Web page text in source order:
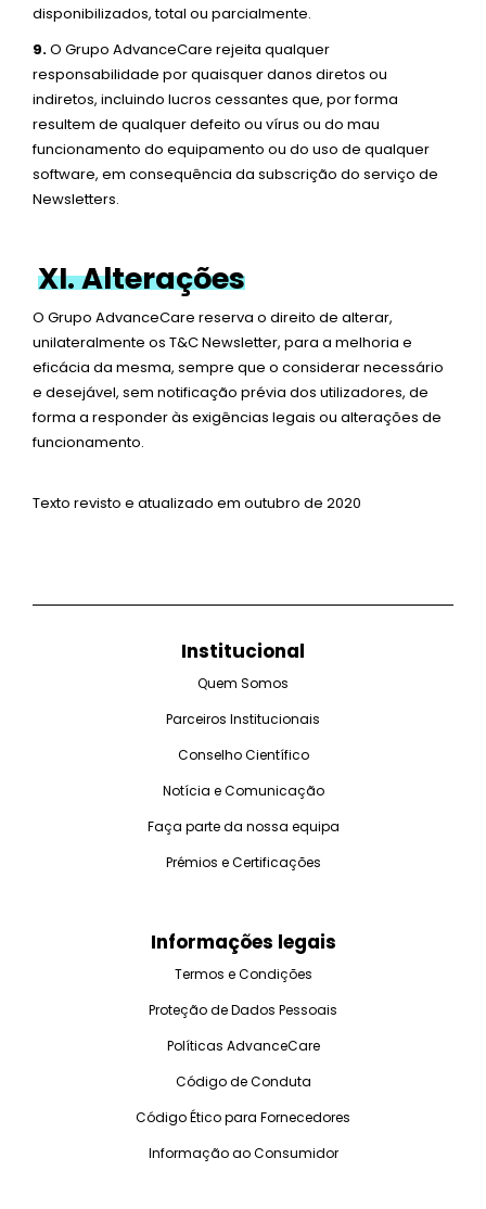
disponibilizados, total ou parcialmente.
9.O Grupo AdvanceCare rejeita qualquer
responsabilidade por quaisquer danos diretos ou
indiretos, incluindo lucros cessantes que, por forma
resultem de qualquer defeito ou vírus ou do mau
funcionamento do equipamento ou do uso de qualquer
software, em consequência da subscrição do serviço de
Newsletters.
XI. Alterações
O Grupo AdvanceCare reserva o direito de alterar,
unilateralmente os T&C Newsletter, para a melhoria e
eficácia da mesma, sempre que o considerar necessário
e desejável, sem notificação prévia dos utilizadores, de
forma a responder às exigências legais ou alterações de
funcionamento.
Texto revisto e atualizado em outubro de 2020
Institucional
Quem Somos
Parceiros Institucionais
Conselho Científico
Notícia e Comunicação
Faça parte da nossa equipa
Prémios e Certificações
Informações legais
Termos e Condições
Proteção de Dados Pessoais
Políticas AdvanceCare
Código de Conduta
Código Ético para Fornecedores
Informação ao Consumidor